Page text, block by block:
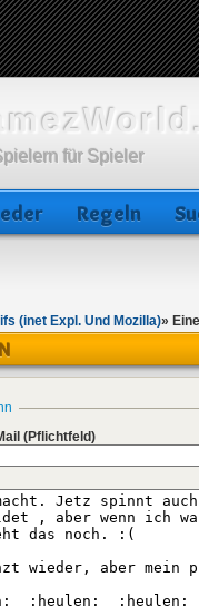
für Spieler
Regeln
(inet Expl. Und Mozilla)»
(Pflichtfeld)